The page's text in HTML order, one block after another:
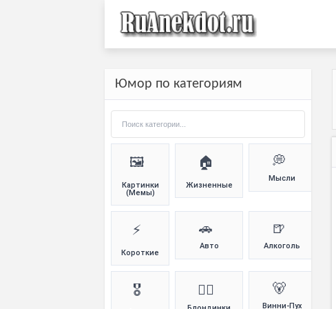
Юмор по категориям
🖼️
Картинки
(Мемы)
🏠
Жизненные
💭
Мысли
⚡
Короткие
🚗
Авто
🍺
Алкоголь
🎖️ 👱‍♀️ 🐻
Винни-Пух